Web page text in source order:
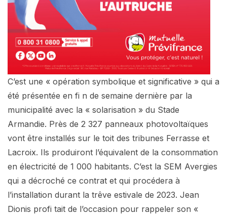
C’est une « opération symbolique et significative » qui a
été présentée en fi n de semaine dernière par la
municipalité avec la « solarisation » du Stade
Armandie. Près de 2 327 panneaux photovoltaïques
vont être installés sur le toit des tribunes Ferrasse et
Lacroix. Ils produiront l’équivalent de la consommation
en électricité de 1 000 habitants. C’est la SEM Avergies
qui a décroché ce contrat et qui procédera à
l’installation durant la trêve estivale de 2023. Jean
Dionis profi tait de l’occasion pour rappeler son «